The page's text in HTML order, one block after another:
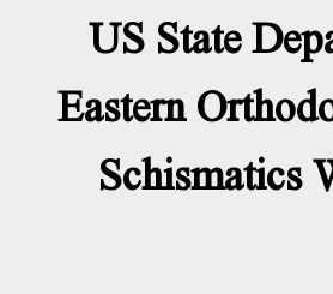
US State
Eastern
Schismatics